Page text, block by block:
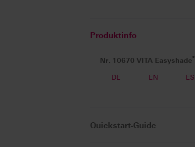
Produktinfo
Nr. 10670 VITA Easyshade®
DE EN ES
Quickstart-Guide